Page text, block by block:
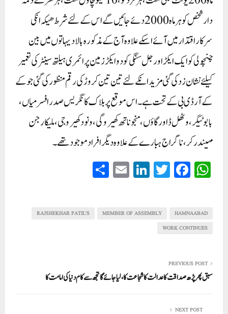
دار شخص کو ہر ماہ 2000 دئے جائیں گے اس کے لئے شرط ھیکہ انکی
سرکار اقتدار میں آئے اسکے علاوہ آج کے مذکورہ بالا دیہاتوں میں بین
چنچولی کو ایک ایکڑ اور جل سنگی کو دو ایکڑ زمین پرائمری ہیلتھ سینٹر کی تعمیر
کیلئے نشان زد کی گئی مزید انکے لئے تین تین کروڑ کی رقم منظور کی گئی جو کے
کے آر ڈی بی کے تحت ہے۔ اس موقع پر بلاک کانگریس صدر افسر میاں،
بابو ٹیگر، وٹھل ڈاور گاؤں، منجوناتھ کھیروگی، ونود کھیروجی، ملیکارجن
مہیندرکر، ناگراج ہبارے کے علاوہ دیگر افراد موجود تھے۔
W
ha
A
pp
Fa
ce
ok
T
wi
r
Li
nk
In
E
m
HAMNAABAD
MEMBER OF ASSEMBLY
RAJSHEKHAR PATIL'S
WORK CONTINUES
PREVIOUS POST
سبق پھر پڑھ صداقت کا عدالت کا شجاعت کا، لیا جائے گا تجھ سے کام دنیا کی امامت کا
NEXT POST